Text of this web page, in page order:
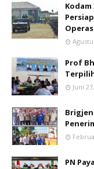
Prof
Juni
PN